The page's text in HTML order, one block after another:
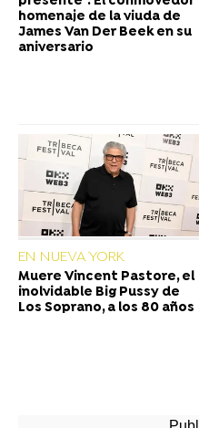
homenaje de la viuda de
James Van Der Beek en su
aniversario
EN NUEVA YORK
Muere Vincent Pastore, el
inolvidable Big Pussy de
Los Soprano, a los 80 años